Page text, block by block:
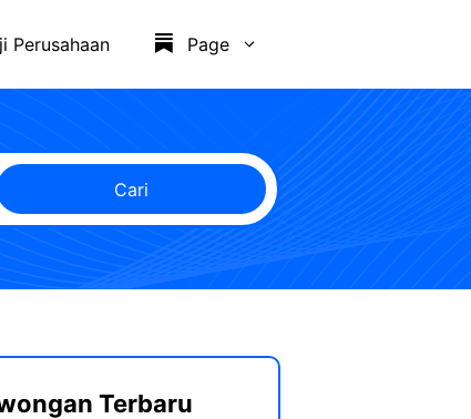
Perusahaan Page
Cari
Terbaru